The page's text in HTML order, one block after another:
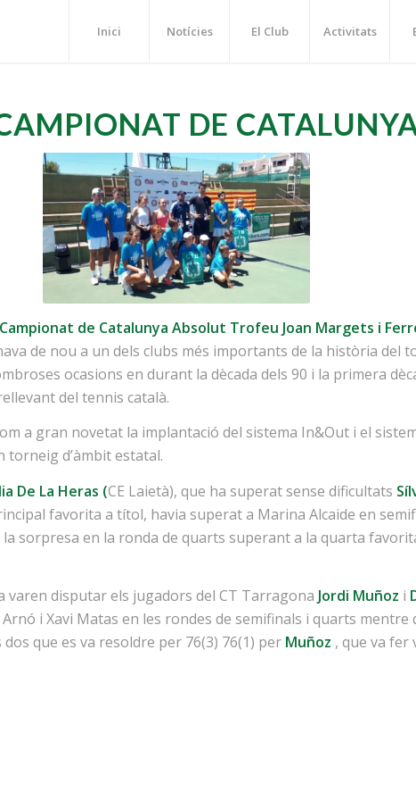
Inici Notícies El Club Activitats
DE
Campionat de Catalunya Absolut Trofeu Joan Margets i
de nou a un dels clubs més importants de la història del
ocasions en durant la dècada dels 90 i la primera
del tennis català.
a gran novetat la implantació del sistema In&Out i el
torneig d’àmbit estatal.
De La Heras (CE Laietà), que ha superat sense dificultats
favorita a títol, havia superat a Marina Alcaide en
sorpresa en la ronda de quarts superant a la quarta
varen disputar els jugadors del CT Tarragona Jordi Muñoz i
i Xavi Matas en les rondes de semifinals i quarts
que es va resoldre per 76(3) 76(1) per Muñoz , que va fer